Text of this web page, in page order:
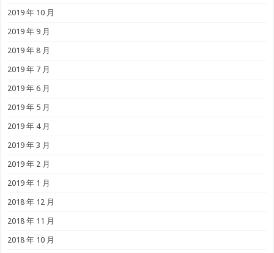
2019 年 10 月
2019 年 9 月
2019 年 8 月
2019 年 7 月
2019 年 6 月
2019 年 5 月
2019 年 4 月
2019 年 3 月
2019 年 2 月
2019 年 1 月
2018 年 12 月
2018 年 11 月
2018 年 10 月